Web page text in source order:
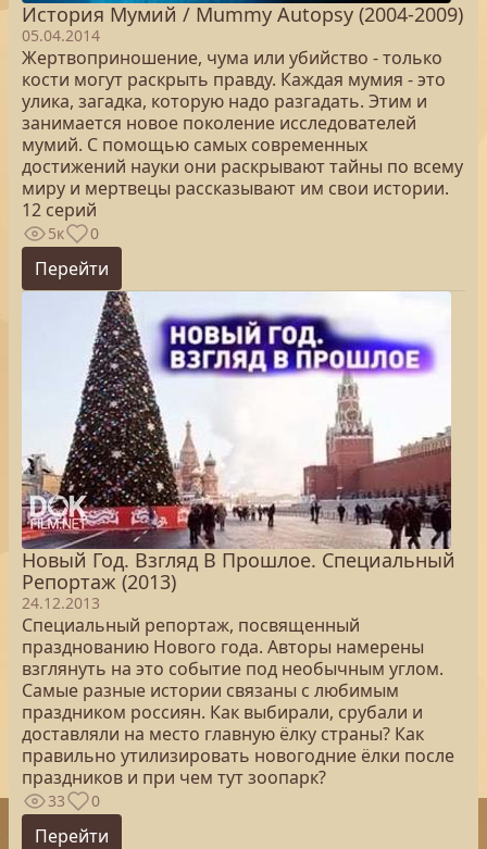
История Мумий / Mummy Autopsy (2004-2009)
05.04.2014
Жертвоприношение, чума или убийство - только
кости могут раскрыть правду. Каждая мумия - это
улика, загадка, которую надо разгадать. Этим и
занимается новое поколение исследователей
мумий. С помощью самых современных
достижений науки они раскрывают тайны по всему
миру и мертвецы рассказывают им свои истории.
12 серий
5к 0
Перейти
Новый Год. Взгляд В Прошлое. Специальный
Репортаж (2013)
24.12.2013
Специальный репортаж, посвященный
празднованию Нового года. Авторы намерены
взглянуть на это событие под необычным углом.
Самые разные истории связаны с любимым
праздником россиян. Как выбирали, срубали и
доставляли на место главную ёлку страны? Как
правильно утилизировать новогодние ёлки после
праздников и при чем тут зоопарк?
33 0
Перейти